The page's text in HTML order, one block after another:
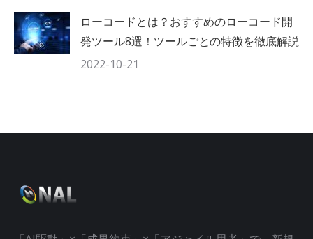
ローコードとは？おすすめのローコード開
発ツール8選！ツールごとの特徴を徹底解説
2022-10-21